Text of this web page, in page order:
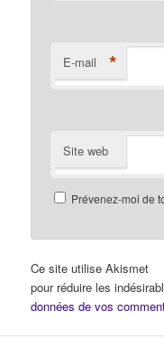
E-mail *
Site web
Prévenez-moi de
Ce site utilise Akismet
pour réduire les
données de vos